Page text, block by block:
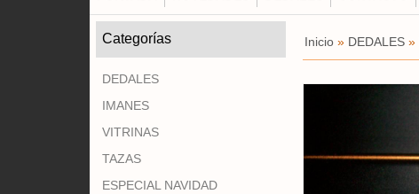
Categorías
DEDALES
IMANES
VITRINAS
TAZAS
ESPECIAL NAVIDAD
Inicio» DEDALES»